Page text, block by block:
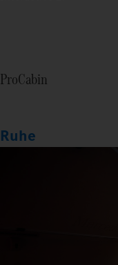
ProCabin
Ruhe